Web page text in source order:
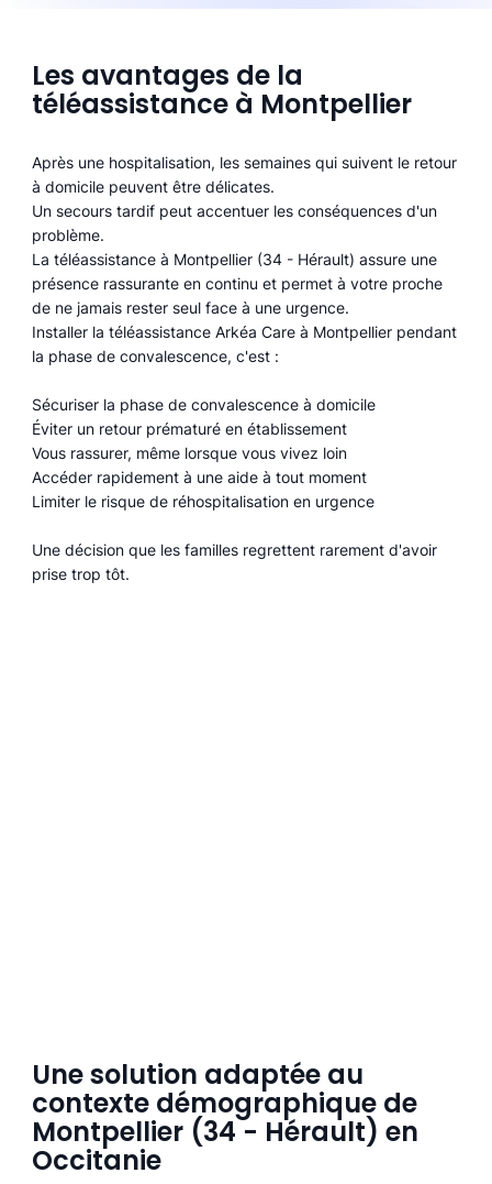
Les avantages de la
téléassistance à Montpellier
Après une hospitalisation, les semaines qui suivent le retour
à domicile peuvent être délicates.
Un secours tardif peut accentuer les conséquences d'un
problème.
La téléassistance à Montpellier (34 - Hérault) assure une
présence rassurante en continu et permet à votre proche
de ne jamais rester seul face à une urgence.
Installer la téléassistance Arkéa Care à Montpellier pendant
la phase de convalescence, c'est :
Sécuriser la phase de convalescence à domicile
Éviter un retour prématuré en établissement
Vous rassurer, même lorsque vous vivez loin
Accéder rapidement à une aide à tout moment
Limiter le risque de réhospitalisation en urgence
Une décision que les familles regrettent rarement d'avoir
prise trop tôt.
Une solution adaptée au
contexte démographique de
Montpellier (34 - Hérault) en
Occitanie